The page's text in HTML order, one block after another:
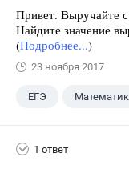
Привет. Выручайте
Найдите значение
(Подробнее...)
23 ноября 2017
ЕГЭ
1 ответ